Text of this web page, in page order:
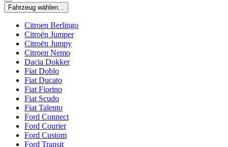
Fahrzeug wählen...
Citroen Berlingo
Citroën Jumper
Citroën Jumpy
Citroen Nemo
Dacia Dokker
Fiat Doblo
Fiat Ducato
Fiat Fiorino
Fiat Scudo
Fiat Talento
Ford Connect
Ford Courier
Ford Custom
Ford Transit